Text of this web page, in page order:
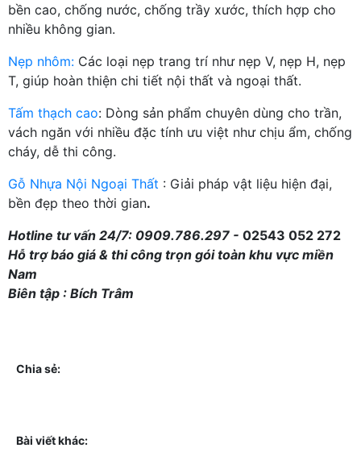
bền cao, chống nước, chống trầy xước, thích hợp cho
nhiều không gian.
Nẹp nhôm: Các loại nẹp trang trí như nẹp V, nẹp H, nẹp
T, giúp hoàn thiện chi tiết nội thất và ngoại thất.
Tấm thạch cao: Dòng sản phẩm chuyên dùng cho trần,
vách ngăn với nhiều đặc tính ưu việt như chịu ẩm, chống
cháy, dễ thi công.
Gỗ Nhựa Nội Ngoại Thất : Giải pháp vật liệu hiện đại,
bền đẹp theo thời gian.
Hotline tư vấn 24/7: 0909.786.297 - 02543 052 272
Hỗ trợ báo giá & thi công trọn gói toàn khu vực miền
Nam
Biên tập : Bích Trâm
Chia sẻ:
Bài viết khác: